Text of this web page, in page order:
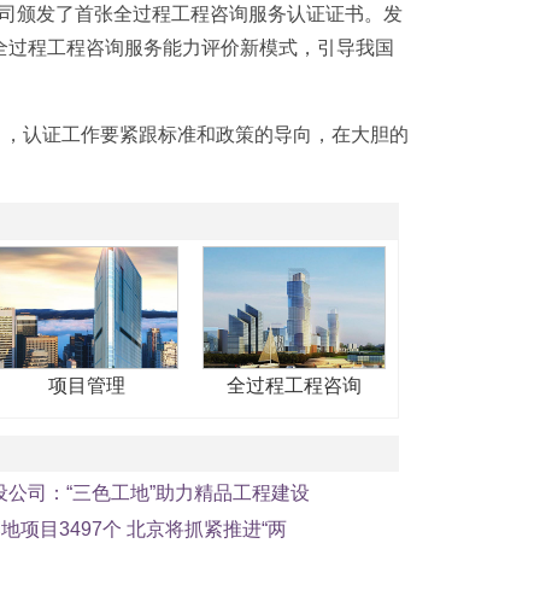
发了首张全过程工程咨询服务认证证书。发
程工程咨询服务能力评价新模式，引导我国
证工作要紧跟标准和政策的导向，在大胆的
项目管理 全过程工程咨询
司：“三色工地”助力精品工程建设
地项目3497个 北京将抓紧推进“两